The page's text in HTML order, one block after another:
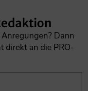
Dann
direkt an die PRO-